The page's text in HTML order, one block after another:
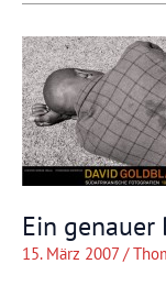
Ein genauer
15. März 2007 /